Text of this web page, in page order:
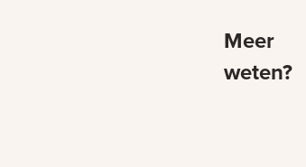
Meer
weten?